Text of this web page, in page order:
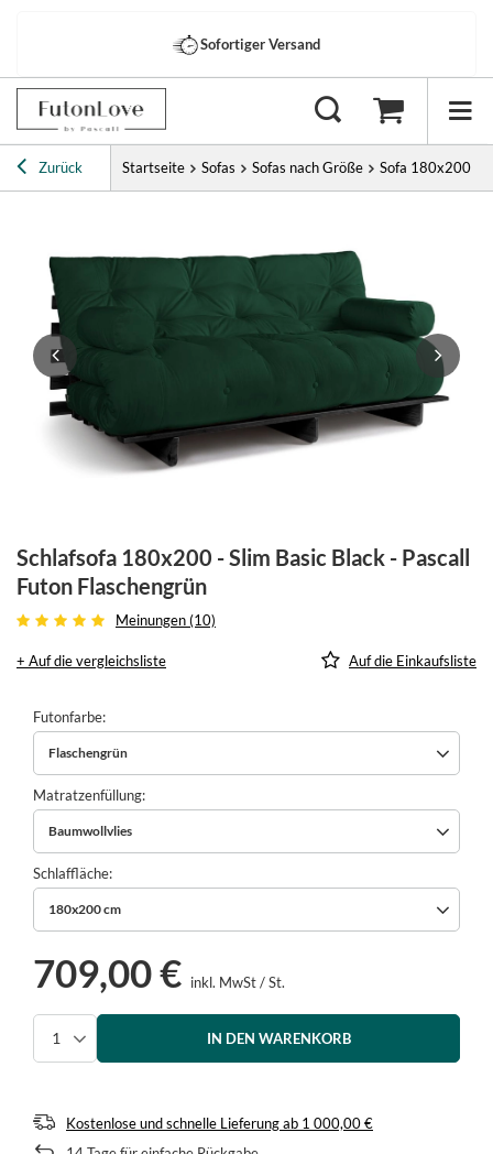
Sofortiger Versand
Zurück Startseite Sofas Sofas nach Größe Sofa 180x200
Schlafsofa 180x200 - Slim Basic Black - Pascall
Futon Flaschengrün
Meinungen (10)
+ Auf die vergleichsliste Auf die Einkaufsliste
Futonfarbe
Flaschengrün
Matratzenfüllung
Baumwollvlies
Schlaffläche
180x200 cm
709,00 € inkl. MwSt/St.
IN DEN WARENKORB
Kostenlose und schnelle Lieferungab 1 000,00 €